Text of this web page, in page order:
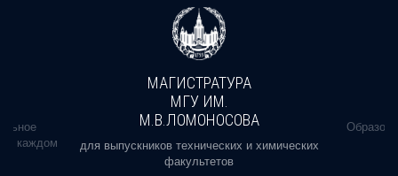
в каждом
МАГИСТРАТУРА
МГУ ИМ.
М.В.ЛОМОНОСОВА
для выпускников технических и химических
факультетов